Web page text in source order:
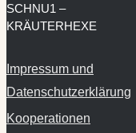
SCHNU1 –
KRÄUTERHEXE
Impressum und
Datenschutzerklärung
Kooperationen